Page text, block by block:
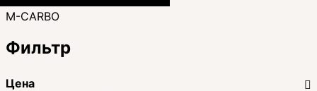
M-CARBO
Фильтр
Цена